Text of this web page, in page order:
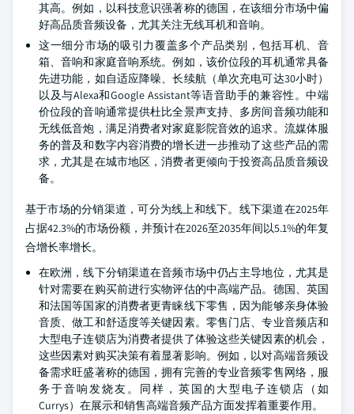
其高。例如，以科技意识强著称的德国，在该细分市场中偏
好高品质音频设备，尤其关注无线耳机和音响。
这一细分市场的吸引力覆盖多个产品类别，包括耳机、音
箱、音响和家庭音响系统。例如，该价位段的耳机通常具备
先进功能，如自适应降噪、长续航（单次充电可达30小时）
以及与Alexa和Google Assistant等语音助手的兼容性。中端
价位段的音响通常提供杜比全景声支持、多房间音频功能和
无线低音炮，满足消费者对家庭影院音效的追求。流媒体服
务的普及和数字内容消费的增长进一步推动了这些产品的需
求，尤其是在城市地区，消费者更倾向于投资高品质音频设
备。
基于市场的分销渠道，可分为线上和线下。线下渠道在2025年
占据42.3%的市场份额，并预计在2026至2035年间以5.1%的年复
合增长率增长。
在欧洲，线下分销渠道在音频市场中仍占主导地位，尤其是
针对需要在购买前进行实物评估的中高端产品。德国、英国
和法国等国家的消费者更青睐线下零售，因为能够亲身体验
音质、做工和舒适度等关键因素。零售门店、专业音频店和
大型电子连锁店为消费者提供了体验这些关键因素的机会，
这些因素对购买决策有着显著影响。例如，以对高端音频设
备需求旺盛著称的德国，拥有完善的专业音频零售网络，服
务于音响发烧友。同样，英国的大型电子连锁店（如
Currys）在展示和销售高端音频产品方面发挥着重要作用。